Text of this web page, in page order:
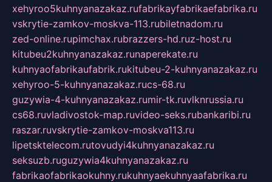
xehyroo5kuhnyanazakaz.rufabrikayfabrikaefabrika.ru
vskrytie-zamkov-moskva-113.rubiletnadom.ru
zed-online.rupimchax.rubrazzers-hd.ruz-host.ru
kitubeu2kuhnyanazakaz.runaperekate.ru
kuhnyaofabrikaufabrik.rukitubeu-2-kuhnyanazakaz.ru
xehyroo-5-kuhnyanazakaz.rucs-68.ru
guzywia-4-kuhnyanazakaz.rumir-tk.ruvlknrussia.ru
cs68.ruvladivostok-map.ruvideo-seks.rubankaribi.ru
raszar.ruvskrytie-zamkov-moskva113.ru
lipetsktelecom.rutovudyi4kuhnyanazakaz.ru
seksuzb.ruguzywia4kuhnyanazakaz.ru
fabrikaofabrikaokuhny.rukuhnyaekuhnyaafabrika.ru